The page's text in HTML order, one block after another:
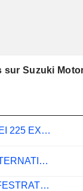
sur Suzuki
NOMURA NIKKEI 225 EXCHANGE TRADED FUND ETF - JPY
VANGUARD INTERNATIONAL EQUITY INDEX FUNDS - VANGUARD FTSE ALL-WORLD EX-US ETF
VANGUARD LIFESTRATEGY 40% EQUITY UCITS ETF - DISTRIBUTING - EUR